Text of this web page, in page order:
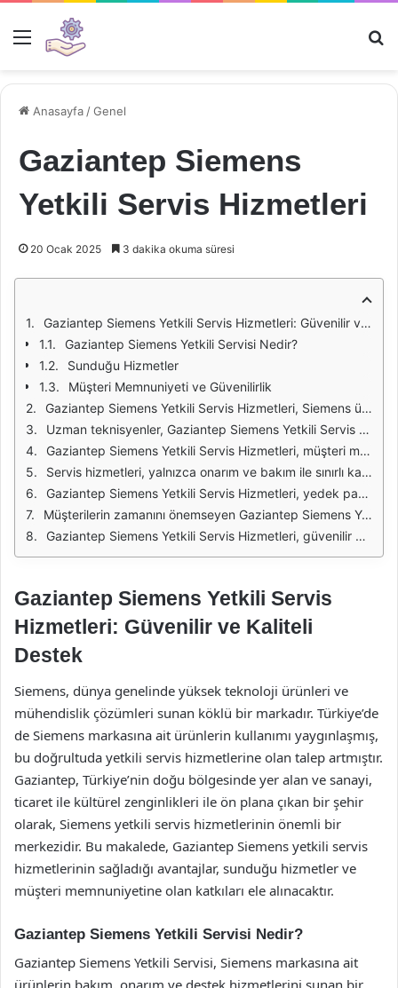
Menü
Anasayfa /Genel
Gaziantep Siemens
Yetkili Servis Hizmetleri
20 Ocak 2025 3 dakika okuma süresi
Gaziantep Siemens Yetkili Servis Hizmetleri: Güvenilir ve Kaliteli Destek
Gaziantep Siemens Yetkili Servisi Nedir?
Sunduğu Hizmetler
Müşteri Memnuniyeti ve Güvenilirlik
Gaziantep Siemens Yetkili Servis Hizmetleri, Siemens ürünlerinin bakım ve onarımlarında uzmanlaşmış bir hizmet sağlayıcısıdır. Müşterilerine sunduğu kaliteli hizmet anlayışı, sektöründe öne çıkmasına olanak tanımaktadır. Yetkili servis olarak, Siemens'in en son teknolojileri ve ürün bilgileriyle donatılmış teknisyenleri ile çalışmaktadır. Bu, kullanıcıların ürünlerinden en iyi şekilde yararlanmalarını sağlarken, olası arızaların da hızlı bir şekilde giderilmesine yardımcı olur.
Uzman teknisyenler, Gaziantep Siemens Yetkili Servis Hizmetleri'nin en büyük gücüdür. Her biri, Siemens ürünleri konusunda derin bir bilgi ve deneyime sahiptir. Bu uzmanlık, sadece arıza tespiti ve onarım süreçlerinde değil, aynı zamanda ürünlerin doğru kullanımı ve bakımında da önemli bir rol oynamaktadır. Müşterilere sunulan eğitimler ve bilgilendirme hizmetleri, ürünlerin daha verimli kullanılmasını sağlamakta ve ömrünü uzatmaktadır.
Gaziantep Siemens Yetkili Servis Hizmetleri, müşteri memnuniyetini ön planda tutmaktadır. Müşteri geri dönüşleri ve ihtiyaçları doğrultusunda sürekli olarak hizmet kalitesini artırmaya yönelik çalışmalara imza atmaktadır. Hizmet sonrası destek ve danışmanlık hizmetleri, müşterilerin her zaman yanında olduklarını hissettirmekte ve güven oluşturmaktadır.
Servis hizmetleri, yalnızca onarım ve bakım ile sınırlı kalmamaktadır. Gaziantep'teki yetkili servis, yeni ürünlerin kurulumu, eski ürünlerin modernize edilmesi gibi kapsamlı hizmetler de sunmaktadır. Bu, hem bireysel kullanıcılar hem de ticari işletmeler için büyük bir avantaj sağlamaktadır. Müşteriler, tek bir noktadan birçok farklı hizmete erişim sağlayabilmektedir.
Gaziantep Siemens Yetkili Servis Hizmetleri, yedek parça temininde de müşterilerine yardımcı olmaktadır. Siemens'in orijinal yedek parçaları ile yapılan onarımlar, ürünlerin performansını artırmakta ve daha uzun ömürlü olmasını sağlamaktadır. Ayrıca, servis hizmetleri sırasında kullanılan tüm malzemelerin kalite standartlarına uygun olması, işin güvenilirliğini artırmaktadır.
Müşterilerin zamanını önemseyen Gaziantep Siemens Yetkili Servis Hizmetleri, hızlı ve etkili çözümler sunmayı amaçlamaktadır. Arıza tespitinden onarıma kadar olan süreç, mümkün olan en kısa sürede tamamlanmakta ve müşterilere detaylı bilgi verilmektedir. Bu sayede, kullanıcılar ne zaman ne bekleyeceklerini bilerek, süreçten daha az stresle geçmektedir.
Gaziantep Siemens Yetkili Servis Hizmetleri, güvenilir ve profesyonel bir hizmet sunarak, Siemens ürünlerinin en iyi şekilde kullanılmasına olanak tanımaktadır. Müşteri odaklı yaklaşımı, uzman teknisyenleri ve geniş hizmet yelpazesi ile sektördeki yerini sağlamlaştırmaktadır. Kaliteli hizmet anlayışıyla, hem bireysel hem de kurumsal müşterilere hitap eden bu servis, Gaziantep bölgesinde önemli bir ihtiyaçtır.
Gaziantep Siemens Yetkili Servis
Hizmetleri: Güvenilir ve Kaliteli
Destek
Siemens, dünya genelinde yüksek teknoloji ürünleri ve
mühendislik çözümleri sunan köklü bir markadır. Türkiye’de
de Siemens markasına ait ürünlerin kullanımı yaygınlaşmış,
bu doğrultuda yetkili servis hizmetlerine olan talep artmıştır.
Gaziantep, Türkiye’nin doğu bölgesinde yer alan ve sanayi,
ticaret ile kültürel zenginlikleri ile ön plana çıkan bir şehir
olarak, Siemens yetkili servis hizmetlerinin önemli bir
merkezidir. Bu makalede, Gaziantep Siemens yetkili servis
hizmetlerinin sağladığı avantajlar, sunduğu hizmetler ve
müşteri memnuniyetine olan katkıları ele alınacaktır.
Gaziantep Siemens Yetkili Servisi Nedir?
Gaziantep Siemens Yetkili Servisi, Siemens markasına ait
ürünlerin bakım, onarım ve destek hizmetlerini sunan bir